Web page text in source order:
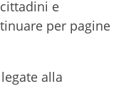
e
per pagine
alla